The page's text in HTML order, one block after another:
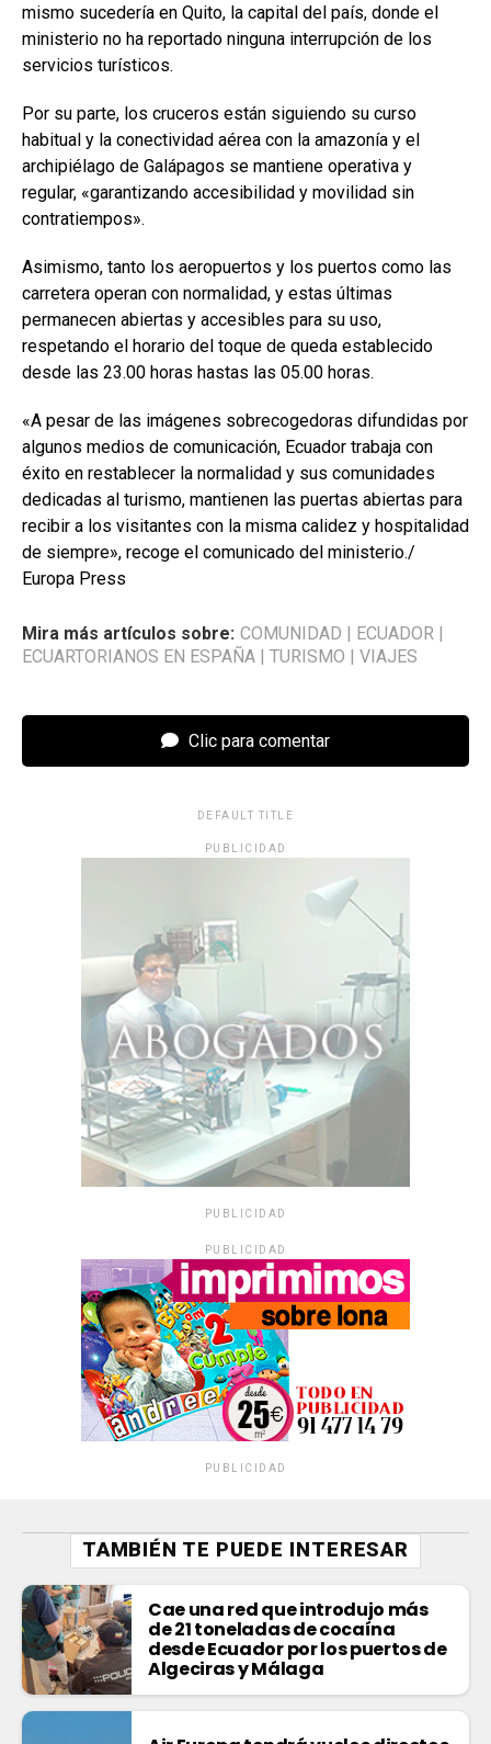
mismo sucedería en Quito, la capital del país, donde el
ministerio no ha reportado ninguna interrupción de los
servicios turísticos.
Por su parte, los cruceros están siguiendo su curso
habitual y la conectividad aérea con la amazonía y el
archipiélago de Galápagos se mantiene operativa y
regular, «garantizando accesibilidad y movilidad sin
contratiempos».
Asimismo, tanto los aeropuertos y los puertos como las
carretera operan con normalidad, y estas últimas
permanecen abiertas y accesibles para su uso,
respetando el horario del toque de queda establecido
desde las 23.00 horas hastas las 05.00 horas.
«A pesar de las imágenes sobrecogedoras difundidas por
algunos medios de comunicación, Ecuador trabaja con
éxito en restablecer la normalidad y sus comunidades
dedicadas al turismo, mantienen las puertas abiertas para
recibir a los visitantes con la misma calidez y hospitalidad
de siempre», recoge el comunicado del ministerio./
Europa Press
Mira más artículos sobre: COMUNIDAD | ECUADOR |
ECUARTORIANOS EN ESPAÑA | TURISMO | VIAJES
Clic para comentar
DEFAULT TITLE
PUBLICIDAD
PUBLICIDAD
PUBLICIDAD
PUBLICIDAD
TAMBIÉN TE PUEDE INTERESAR
Cae una red que introdujo más
de 21 toneladas de cocaína
desde Ecuador por los puertos de
Algeciras y Málaga